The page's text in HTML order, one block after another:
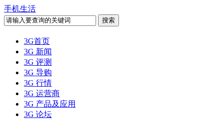
手机生活
3G首页
3G 新闻
3G 评测
3G 导购
3G 行情
3G 运营商
3G 产品及应用
3G 论坛